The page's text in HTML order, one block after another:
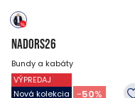
NADORS26
Bundy a kabáty
89.95EUR
44.95EUR -50%
VÝPREDAJ
Nová kolekcia